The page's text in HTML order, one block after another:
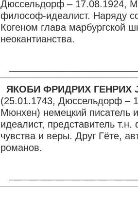
Дюссельдорф – 17.08.1924,
философ-идеалист. Наряду
Когеном глава марбургской
неокантианства.
ЯКОБИ ФРИДРИХ ГЕНРИХ
(25.01.1743, Дюссельдорф –
Мюнхен) немецкий писатель
идеалист, представитель
чувства и веры. Друг Гёте,
романов.